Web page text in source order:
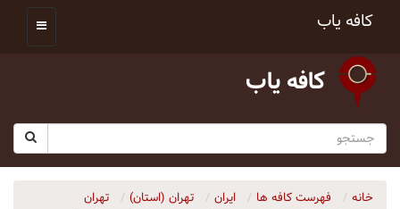
کافه یاب
کافه یاب
خانه فهرست کافه ها ایران تهران (استان)
تهران